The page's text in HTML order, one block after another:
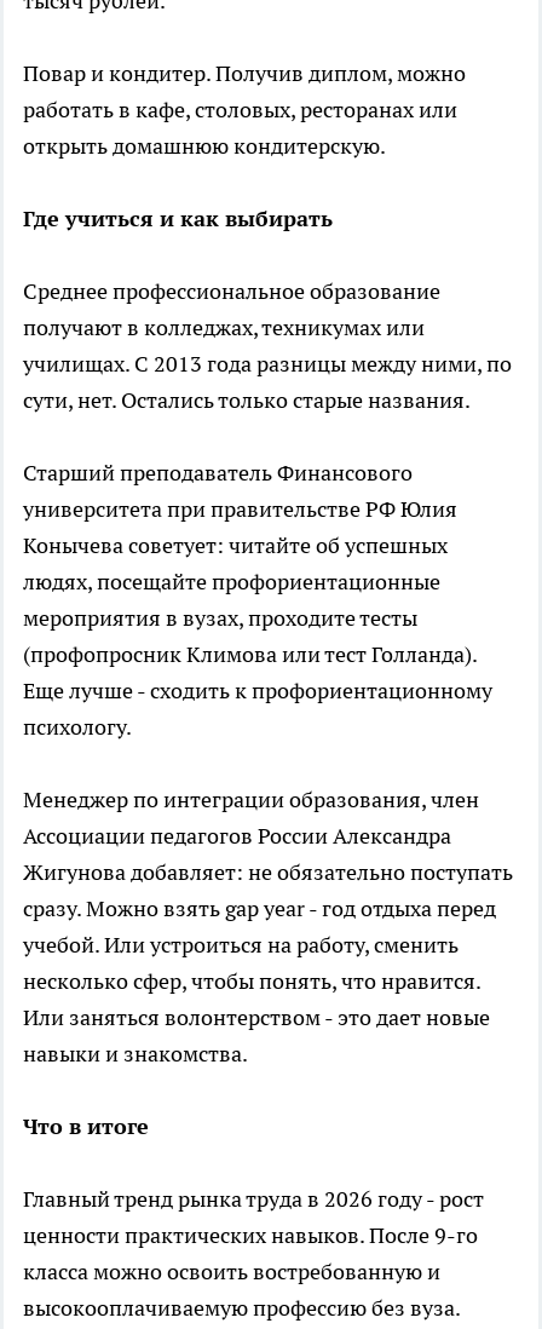
Повар и кондитер. Получив диплом, можно
работать в кафе, столовых, ресторанах или
открыть домашнюю кондитерскую.
Где учиться и как выбирать
Среднее профессиональное образование
получают в колледжах, техникумах или
училищах. С 2013 года разницы между ними, по
сути, нет. Остались только старые названия.
Старший преподаватель Финансового
университета при правительстве РФ Юлия
Конычева советует: читайте об успешных
людях, посещайте профориентационные
мероприятия в вузах, проходите тесты
(профопросник Климова или тест Голланда).
Еще лучше - сходить к профориентационному
психологу.
Менеджер по интеграции образования, член
Ассоциации педагогов России Александра
Жигунова добавляет: не обязательно поступать
сразу. Можно взять gap year - год отдыха перед
учебой. Или устроиться на работу, сменить
несколько сфер, чтобы понять, что нравится.
Или заняться волонтерством - это дает новые
навыки и знакомства.
Что в итоге
Главный тренд рынка труда в 2026 году - рост
ценности практических навыков. После 9-го
класса можно освоить востребованную и
высокооплачиваемую профессию без вуза.